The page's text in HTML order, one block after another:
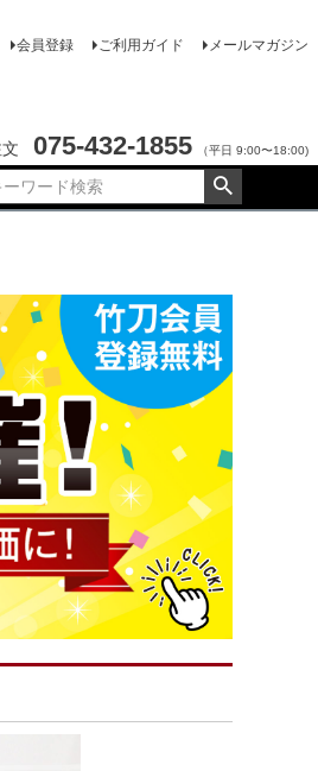
会員登録 ご利用ガイド メールマガジン
075-432-1855 （平日 9:00〜18:00)